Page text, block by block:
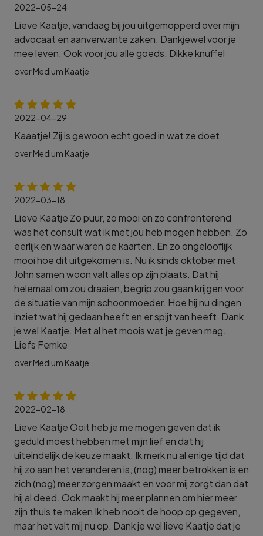
2022-05-24
Lieve Kaatje, vandaag bij jou uitgemopperd over mijn
advocaat en aanverwante zaken. Dankjewel voor je
mee leven. Ook voor jou alle goeds. Dikke knuffel
over Medium Kaatje
2022-04-29
Kaaatje! Zij is gewoon echt goed in wat ze doet.
over Medium Kaatje
2022-03-18
Lieve Kaatje Zo puur, zo mooi en zo confronterend
was het consult wat ik met jou heb mogen hebben. Zo
eerlijk en waar waren de kaarten. En zo ongelooflijk
mooi hoe dit uitgekomen is. Nu ik sinds oktober met
John samen woon valt alles op zijn plaats. Dat hij
helemaal om zou draaien, begrip zou gaan krijgen voor
de situatie van mijn schoonmoeder. Hoe hij nu dingen
inziet wat hij gedaan heeft en er spijt van heeft. Dank
je wel Kaatje. Met al het moois wat je geven mag.
Liefs Femke
over Medium Kaatje
2022-02-18
Lieve Kaatje Ooit heb je me mogen geven dat ik
geduld moest hebben met mijn lief en dat hij
uiteindelijk de keuze maakt. Ik merk nu al enige tijd dat
hij zo aan het veranderen is, (nog) meer betrokken is en
zich (nog) meer zorgen maakt en voor mij zorgt dan dat
hij al deed. Ook maakt hij meer plannen om hier meer
zijn thuis te maken Ik heb nooit de hoop op gegeven,
maar het valt mij nu op. Dank je wel lieve Kaatje dat je